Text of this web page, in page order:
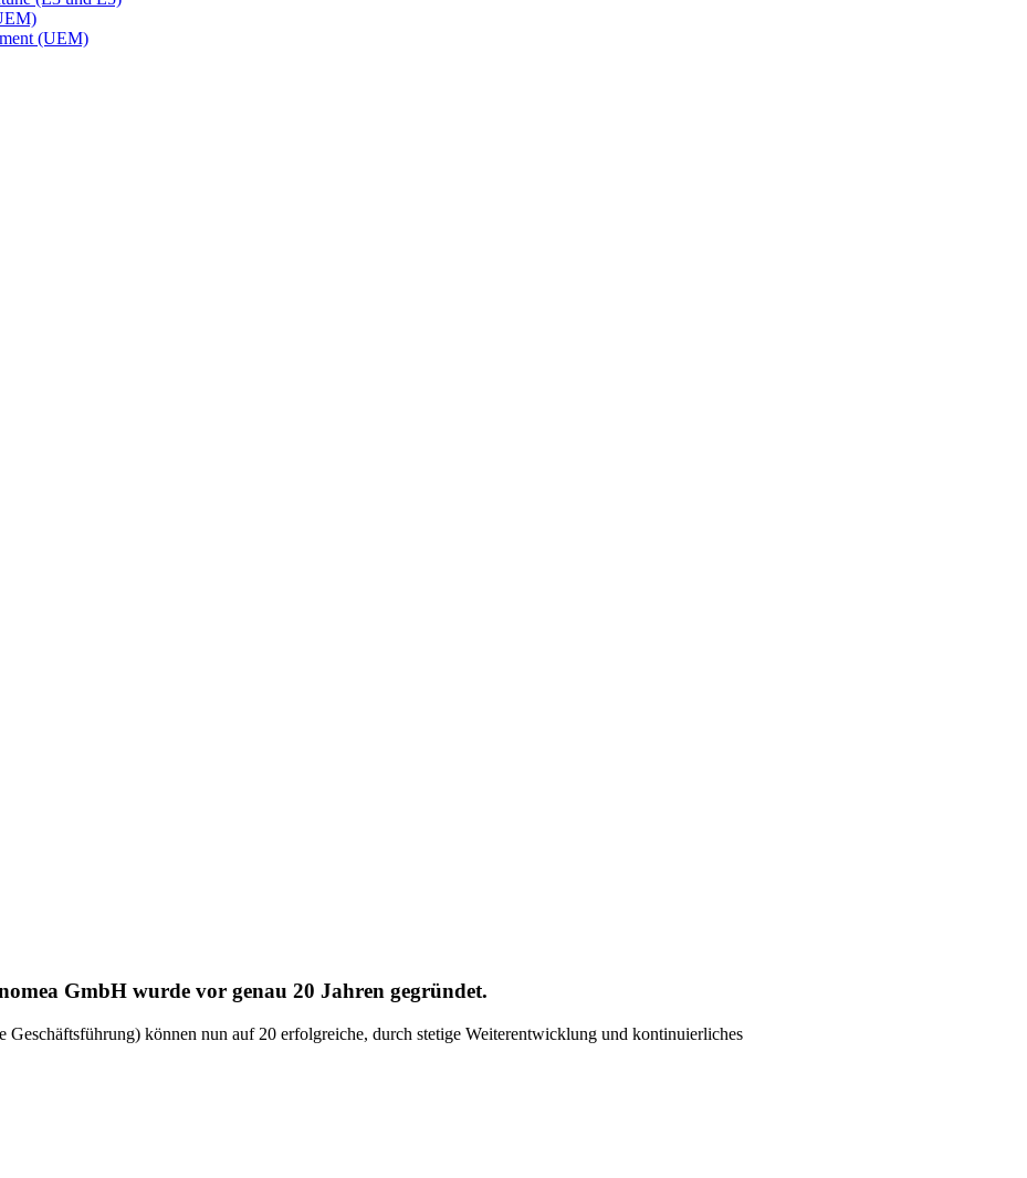
(UEM)
GmbH wurde vor genau 20 Jahren gegründet.
können nun auf 20 erfolgreiche, durch stetige Weiterentwicklung und kontinuierliches